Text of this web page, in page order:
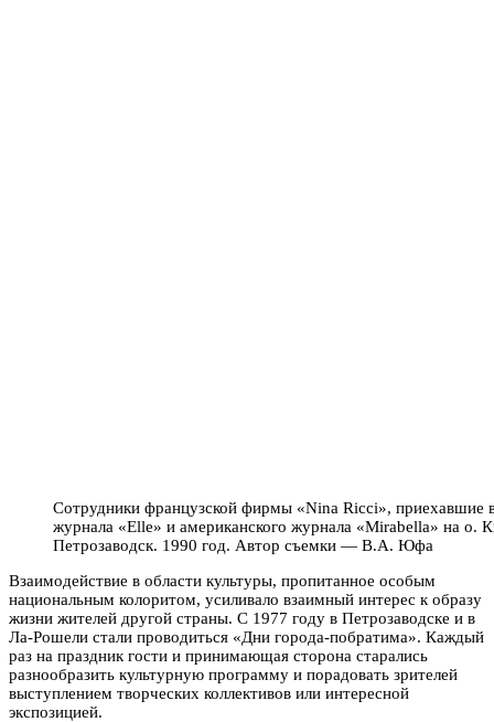
Сотрудники французской фирмы «Nina Ricci», приехавшие
журнала «Elle» и американского журнала «Mirabella» на о.
Петрозаводск. 1990 год. Автор съемки — В.А. Юфа
Взаимодействие в области культуры, пропитанное особым
национальным колоритом, усиливало взаимный интерес к образу
жизни жителей другой страны. С 1977 году в Петрозаводске и в
Ла-Рошели стали проводиться «Дни города-побратима». Каждый
раз на праздник гости и принимающая сторона старались
разнообразить культурную программу и порадовать зрителей
выступлением творческих коллективов или интересной
экспозицией.